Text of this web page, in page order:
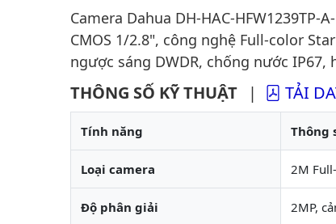
Camera Dahua DH-HAC-
CMOS 1/2.8", công nghệ Full-color
ngược sáng DWDR, chống nước
THÔNG SỐ KỸ THUẬT | TẢI
Tính năng Thông
Loại camera 2M
Độ phân giải 2MP,